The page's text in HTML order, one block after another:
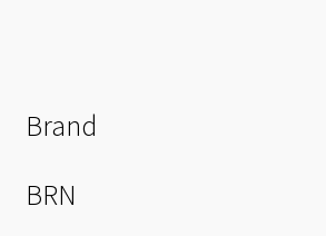
Brand
BRN